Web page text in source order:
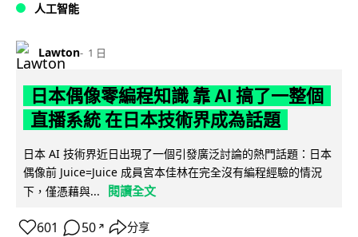
人工智能
Lawton 1 日
日本偶像零編程知識 靠 AI 搞了一整個
直播系統 在日本技術界成為話題
日本 AI 技術界近日出現了一個引發廣泛討論的熱門話題：日本
偶像前 Juice=Juice 成員宮本佳林在完全沒有編程經驗的情況
下，僅憑藉與...
閱讀全文
601 50 ↗ 分享